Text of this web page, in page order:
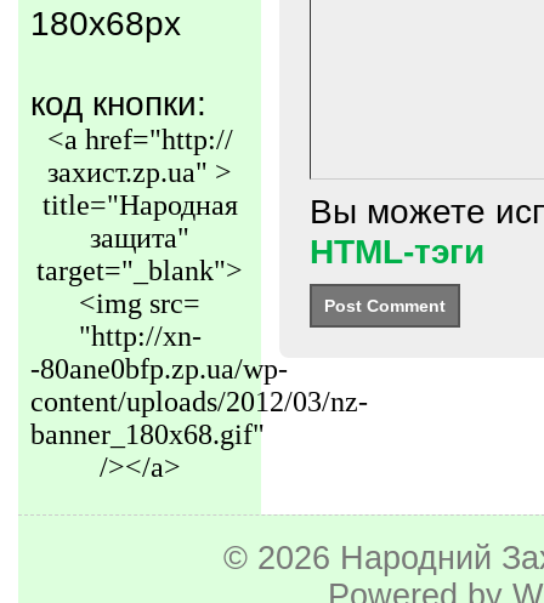
180x68px
код кнопки:
<a href="http://
захист.zp.ua" >
title="Народная
защита"
target="_blank">
<img src=
"http://xn-
-80ane0bfp.zp.ua/wp-
content/uploads/2012/03/nz-
banner_180x68.gif"
/></a>
Вы можете
HTML-тэги
© 2026 Народний
Powered by